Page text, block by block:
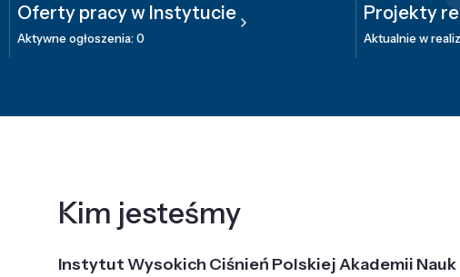
Oferty pracy w Instytucie
Aktywne ogłoszenia: 0
Projekty
Aktualnie w
Kim jesteśmy
Instytut Wysokich Ciśnień Polskiej Akademii Nauk